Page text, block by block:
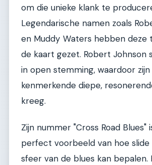
om die unieke klank te
Legendarische namen zoals
en Muddy Waters hebben deze
de kaart gezet. Robert Johnson
in open stemming, waardoor
kenmerkende diepe,
kreeg.
Zijn nummer "Cross Road Blues"
perfect voorbeeld van hoe slide
sfeer van de blues kan bepalen.